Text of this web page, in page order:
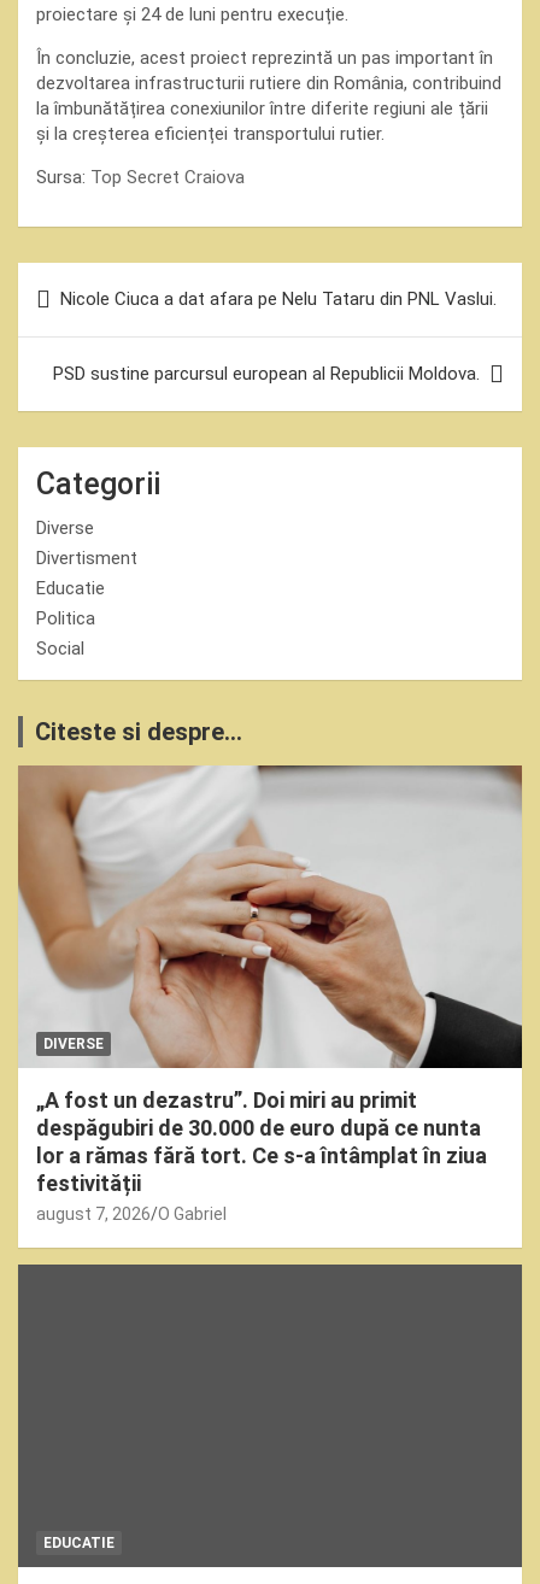
proiectare și 24 de luni pentru execuție.
În concluzie, acest proiect reprezintă un pas important în
dezvoltarea infrastructurii rutiere din România, contribuind
la îmbunătățirea conexiunilor între diferite regiuni ale țării
și la creșterea eficienței transportului rutier.
Sursa: Top Secret Craiova
în
articole
Nicole Ciuca a dat afara pe Nelu Tataru din PNL Vaslui.
PSD sustine parcursul european al Republicii Moldova.
Categorii
Diverse
Divertisment
Educatie
Politica
Social
Citeste si despre...
DIVERSE
„A fost un dezastru”. Doi miri au primit
despăgubiri de 30.000 de euro după ce nunta
lor a rămas fără tort. Ce s-a întâmplat în ziua
festivității
august 7, 2026 O Gabriel
EDUCATIE